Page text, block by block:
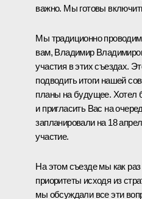
важно. Мы готовы
Мы традиционно
вам, Владимир
участия в этих съездах.
подводить итоги нашей
планы на будущее. Хотел
и пригласить Вас на
запланировали на 18
участие.
На этом съезде мы как
приоритеты исходя из
мы обсуждали все эти